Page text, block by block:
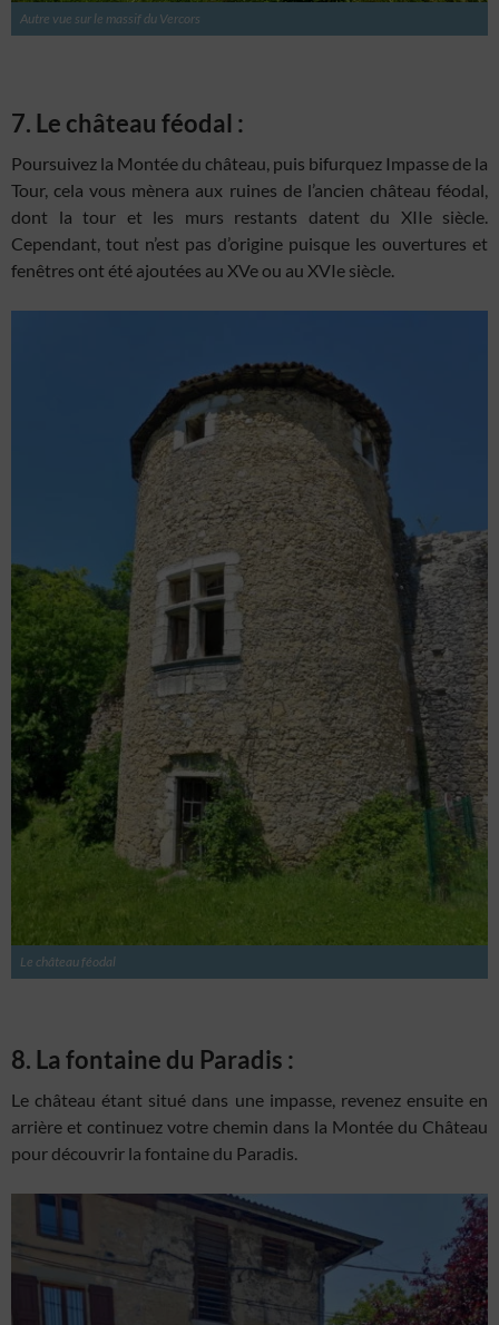
Autre vue sur le massif du Vercors
7. Le château féodal :
Poursuivez la Montée du château, puis bifurquez Impasse de la
Tour, cela vous mènera aux ruines de l’ancien château féodal,
dont la tour et les murs restants datent du XIIe siècle.
Cependant, tout n’est pas d’origine puisque les ouvertures et
fenêtres ont été ajoutées au XVe ou au XVIe siècle.
Le château féodal
8. La fontaine du Paradis :
Le château étant situé dans une impasse, revenez ensuite en
arrière et continuez votre chemin dans la Montée du Château
pour découvrir la fontaine du Paradis.